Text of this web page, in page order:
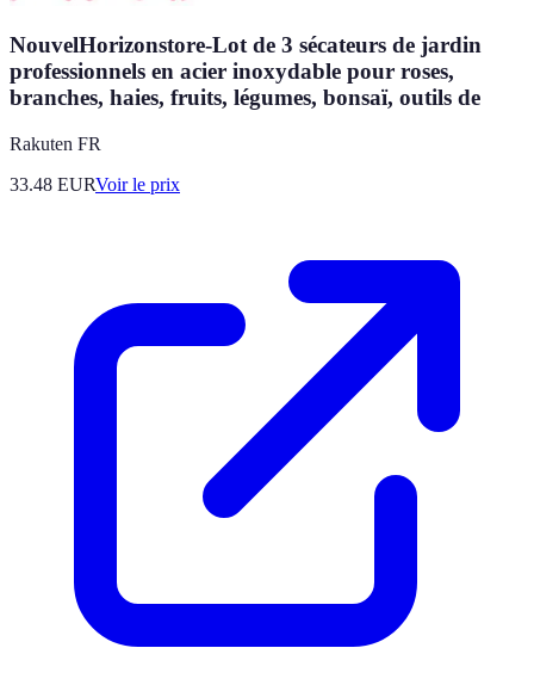
NouvelHorizonstore-Lot de 3 sécateurs de jardin
professionnels en acier inoxydable pour roses,
branches, haies, fruits, légumes, bonsaï, outils de
Rakuten FR
33.48 EURVoir le prix